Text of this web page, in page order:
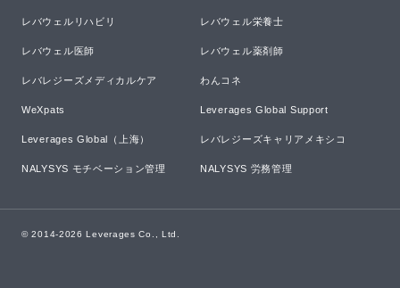
レバウェルリハビリ レバウェル栄養士
レバウェル医師 レバウェル薬剤師
レバレジーズメディカルケア わんコネ
WeXpats Leverages Global Support
Leverages Global（上海） レバレジーズキャリアメキシコ
NALYSYS モチベーション管理 NALYSYS 労務管理
© 2014-2026 Leverages Co., Ltd.